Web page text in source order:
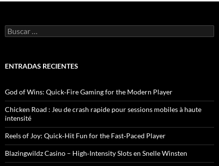
B
u
a
ENTRADAS RECIENTES
God of Wins: Quick‑Fire Gaming for the Modern Player
Chicken Road : Jeu de crash rapide pour sessions mobiles à haute
intensité
Reels of Joy: Quick‑Hit Fun for the Fast‑Paced Player
Blazingwildz Casino – High‑Intensity Slots en Snelle Winsten